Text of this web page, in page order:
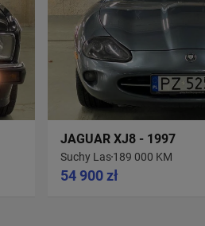
JAGUAR XJ8 - 1997
Suchy Las189 000 KM
54 900 zł